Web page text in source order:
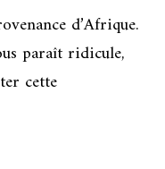
d’Afrique.
paraît ridicule,
cette